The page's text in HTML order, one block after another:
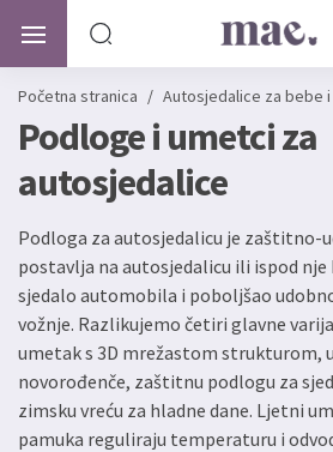
Početna stranica / Autosjedalice za bebe
Podloge i umetci za
autosjedalice
Podloga za autosjedalicu je zaštitno-
postavlja na autosjedalicu ili ispod
sjedalo automobila i poboljšao
vožnje. Razlikujemo četiri glavne
umetak s 3D mrežastom strukturom,
novorođenče, zaštitnu podlogu za
zimsku vreću za hladne dane. Ljetni
pamuka reguliraju temperaturu i